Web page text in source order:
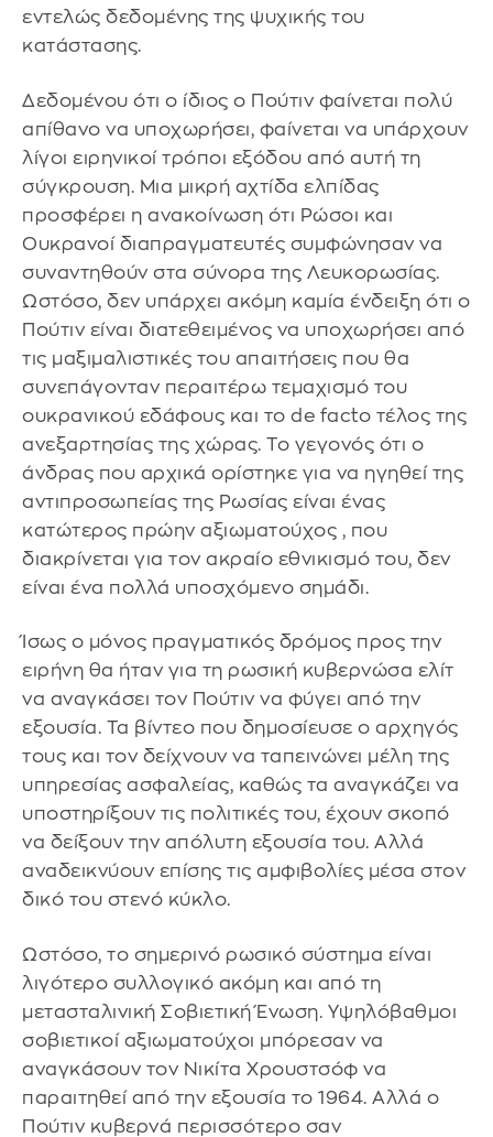
εντελώς δεδομένης της ψυχικής του
κατάστασης.
Δεδομένου ότι ο ίδιος ο Πούτιν φαίνεται πολύ
απίθανο να υποχωρήσει, φαίνεται να υπάρχουν
λίγοι ειρηνικοί τρόποι εξόδου από αυτή τη
σύγκρουση. Μια μικρή αχτίδα ελπίδας
προσφέρει η ανακοίνωση ότι Ρώσοι και
Ουκρανοί διαπραγματευτές συμφώνησαν να
συναντηθούν στα σύνορα της Λευκορωσίας.
Ωστόσο, δεν υπάρχει ακόμη καμία ένδειξη ότι ο
Πούτιν είναι διατεθειμένος να υποχωρήσει από
τις μαξιμαλιστικές του απαιτήσεις που θα
συνεπάγονταν περαιτέρω τεμαχισμό του
ουκρανικού εδάφους και το de facto τέλος της
ανεξαρτησίας της χώρας. Το γεγονός ότι ο
άνδρας που αρχικά ορίστηκε για να ηγηθεί της
αντιπροσωπείας της Ρωσίας είναι ένας
κατώτερος πρώην αξιωματούχος , που
διακρίνεται για τον ακραίο εθνικισμό του, δεν
είναι ένα πολλά υποσχόμενο σημάδι.
Ίσως ο μόνος πραγματικός δρόμος προς την
ειρήνη θα ήταν για τη ρωσική κυβερνώσα ελίτ
να αναγκάσει τον Πούτιν να φύγει από την
εξουσία. Τα βίντεο που δημοσίευσε ο αρχηγός
τους και τον δείχνουν να ταπεινώνει μέλη της
υπηρεσίας ασφαλείας, καθώς τα αναγκάζει να
υποστηρίξουν τις πολιτικές του, έχουν σκοπό
να δείξουν την απόλυτη εξουσία του. Αλλά
αναδεικνύουν επίσης τις αμφιβολίες μέσα στον
δικό του στενό κύκλο.
Ωστόσο, το σημερινό ρωσικό σύστημα είναι
λιγότερο συλλογικό ακόμη και από τη
μετασταλινική Σοβιετική Ένωση. Υψηλόβαθμοι
σοβιετικοί αξιωματούχοι μπόρεσαν να
αναγκάσουν τον Νικίτα Χρουστσόφ να
παραιτηθεί από την εξουσία το 1964. Αλλά ο
Πούτιν κυβερνά περισσότερο σαν